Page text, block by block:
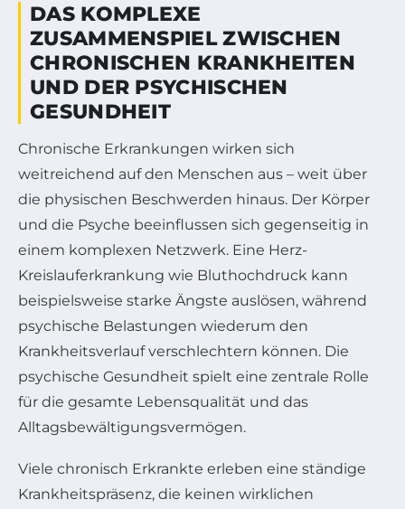
DAS KOMPLEXE
ZUSAMMENSPIEL ZWISCHEN
CHRONISCHEN KRANKHEITEN
UND DER PSYCHISCHEN
GESUNDHEIT
Chronische Erkrankungen wirken sich
weitreichend auf den Menschen aus – weit über
die physischen Beschwerden hinaus. Der Körper
und die Psyche beeinflussen sich gegenseitig in
einem komplexen Netzwerk. Eine Herz-
Kreislauferkrankung wie Bluthochdruck kann
beispielsweise starke Ängste auslösen, während
psychische Belastungen wiederum den
Krankheitsverlauf verschlechtern können. Die
psychische Gesundheit spielt eine zentrale Rolle
für die gesamte Lebensqualität und das
Alltagsbewältigungsvermögen.
Viele chronisch Erkrankte erleben eine ständige
Krankheitspräsenz, die keinen wirklichen